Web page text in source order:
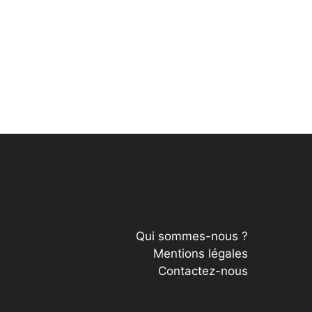
Qui sommes-nous ?
Mentions légales
Contactez-nous